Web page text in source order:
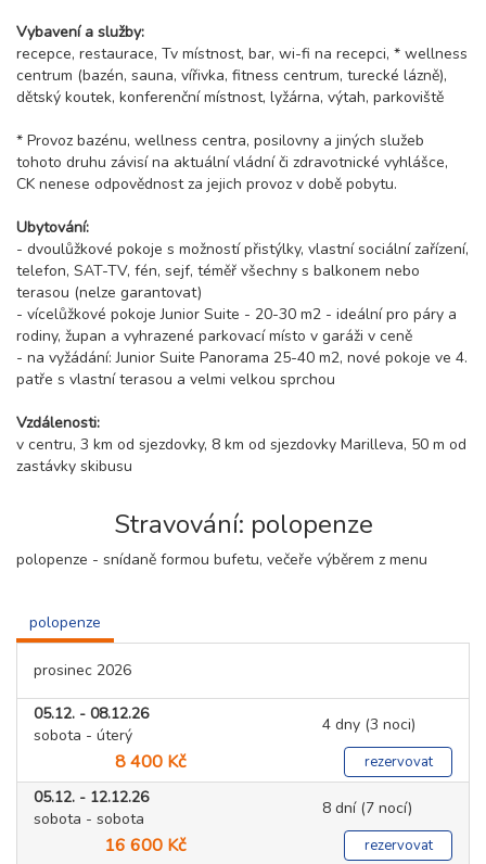
Vybavení a služby:
recepce, restaurace, Tv místnost, bar, wi-fi na recepci, * wellness
centrum (bazén, sauna, vířivka, fitness centrum, turecké lázně),
dětský koutek, konferenční místnost, lyžárna, výtah, parkoviště
* Provoz bazénu, wellness centra, posilovny a jiných služeb
tohoto druhu závisí na aktuální vládní či zdravotnické vyhlášce,
CK nenese odpovědnost za jejich provoz v době pobytu.
Ubytování:
- dvoulůžkové pokoje s možností přistýlky, vlastní sociální zařízení,
telefon, SAT-TV, fén, sejf, téměř všechny s balkonem nebo
terasou (nelze garantovat)
- vícelůžkové pokoje Junior Suite - 20-30 m2 - ideální pro páry a
rodiny, župan a vyhrazené parkovací místo v garáži v ceně
- na vyžádání: Junior Suite Panorama 25-40 m2, nové pokoje ve 4.
patře s vlastní terasou a velmi velkou sprchou
Vzdálenosti:
v centru, 3 km od sjezdovky, 8 km od sjezdovky Marilleva, 50 m od
zastávky skibusu
Stravování: polopenze
polopenze - snídaně formou bufetu, večeře výběrem z menu
polopenze
prosinec 2026
05.12. - 08.12.26
sobota - úterý
4 dny (3 noci)
8 400 Kč rezervovat
05.12. - 12.12.26
sobota - sobota
8 dní (7 nocí)
16 600 Kč rezervovat